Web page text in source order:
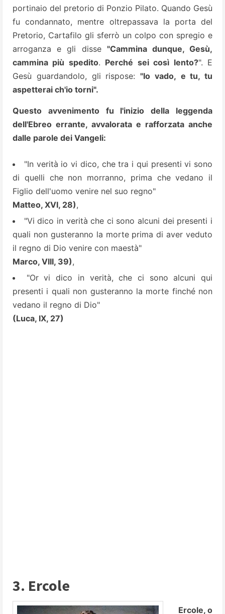
portinaio del pretorio di Ponzio Pilato. Quando Gesù
fu condannato, mentre oltrepassava la porta del
Pretorio, Cartafilo gli sferrò un colpo con spregio e
arroganza e gli disse "Cammina dunque, Gesù,
cammina più spedito. Perché sei così lento?". E
Gesù guardandolo, gli rispose: "Io vado, e tu, tu
aspetterai ch'io torni".
Questo avvenimento fu l'inizio della leggenda
dell'Ebreo errante, avvalorata e rafforzata anche
dalle parole dei Vangeli:
"In verità io vi dico, che tra i qui presenti vi sono
di quelli che non morranno, prima che vedano il
Figlio dell'uomo venire nel suo regno"
Matteo, XVI, 28),
"Vi dico in verità che ci sono alcuni dei presenti i
quali non gusteranno la morte prima di aver veduto
il regno di Dio venire con maestà"
Marco, VIII, 39),
"Or vi dico in verità, che ci sono alcuni qui
presenti i quali non gusteranno la morte finché non
vedano il regno di Dio"
(Luca, IX, 27)
3. Ercole
Ercole, o